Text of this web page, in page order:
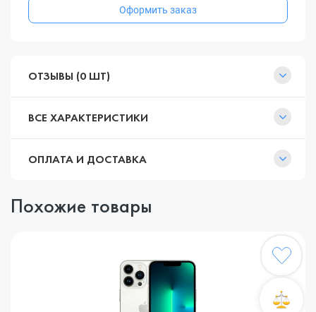
Оформить заказ
ОТЗЫВЫ (0 ШТ)
ВСЕ ХАРАКТЕРИСТИКИ
ОПЛАТА И ДОСТАВКА
Похожие товары